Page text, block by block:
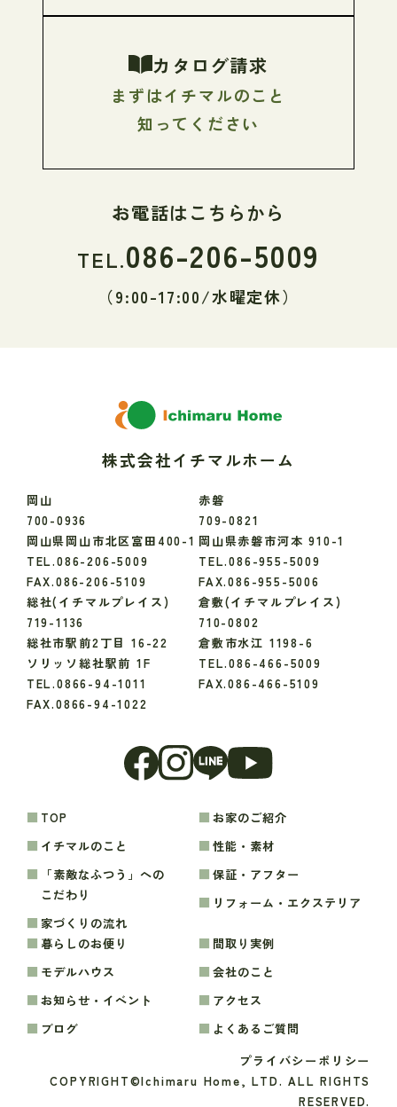
カタログ請求
まずはイチマルのこと
知ってください
お電話はこちらから
TEL.086-206-5009
（9:00-17:00/水曜定休）
株式会社イチマルホーム
岡山
700-0936
岡山県岡山市北区富田400-1
TEL.086-206-5009
FAX.086-206-5109
赤磐
709-0821
岡山県赤磐市河本 910-1
TEL.086-955-5009
FAX.086-955-5006
総社(イチマルプレイス)
719-1136
総社市駅前2丁目 16-22
ソリッソ総社駅前 1F
TEL.0866-94-1011
FAX.0866-94-1022
倉敷(イチマルプレイス)
710-0802
倉敷市水江 1198-6
TEL.086-466-5009
FAX.086-466-5109
TOP
イチマルのこと
「素敵なふつう」への
こだわり
家づくりの流れ
お家のご紹介
性能・素材
保証・アフター
リフォーム・エクステリア
暮らしのお便り
モデルハウス
お知らせ・イベント
ブログ
間取り実例
会社のこと
アクセス
よくあるご質問
プライバシーポリシー
COPYRIGHT©Ichimaru Home, LTD. ALL RIGHTS
RESERVED.